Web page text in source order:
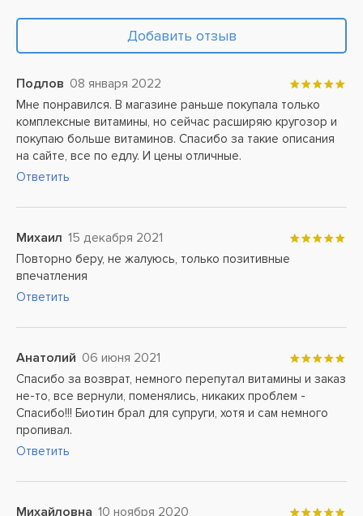
Добавить отзыв
Подлов 08 января 2022
Мне понравился. В магазине раньше покупала только
комплексные витамины, но сейчас расширяю кругозор и
покупаю больше витаминов. Спасибо за такие описания
на сайте, все по едлу. И цены отличные.
Ответить
Михаил 15 декабря 2021
Повторно беру, не жалуюсь, только позитивные
впечатления
Ответить
Анатолий 06 июня 2021
Спасибо за возврат, немного перепутал витамины и заказ
не-то, все вернули, поменялись, никаких проблем -
Спасибо!!! Биотин брал для супруги, хотя и сам немного
пропивал.
Ответить
Михайловна 10 ноября 2020